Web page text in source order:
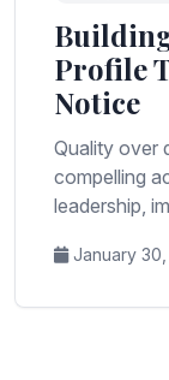
Profile
Notice
Quality over
compelling
leadership,
January 30,